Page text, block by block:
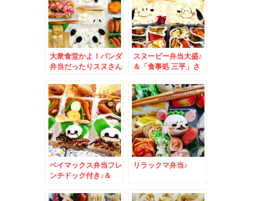
大衆食堂かよ！パンダ
弁当だったりスヌさん
事処三平」さんの「み
そ辛ちゃんぽん」(*
´艸`*)制覇まであと一
つ☆
スヌーピー弁当大盛♪
＆「食事処 三平」さ
♪リピ決定(*´艸`*)
ベイマックス弁当フレ
ンチドック付き♪＆
の「塩味ラーメン」
リラックマ弁当♪